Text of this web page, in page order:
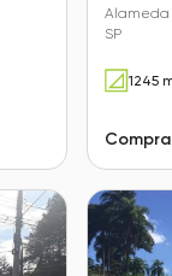
Alameda
SP
1245